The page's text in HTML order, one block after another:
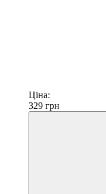
Ціна:
329 грн